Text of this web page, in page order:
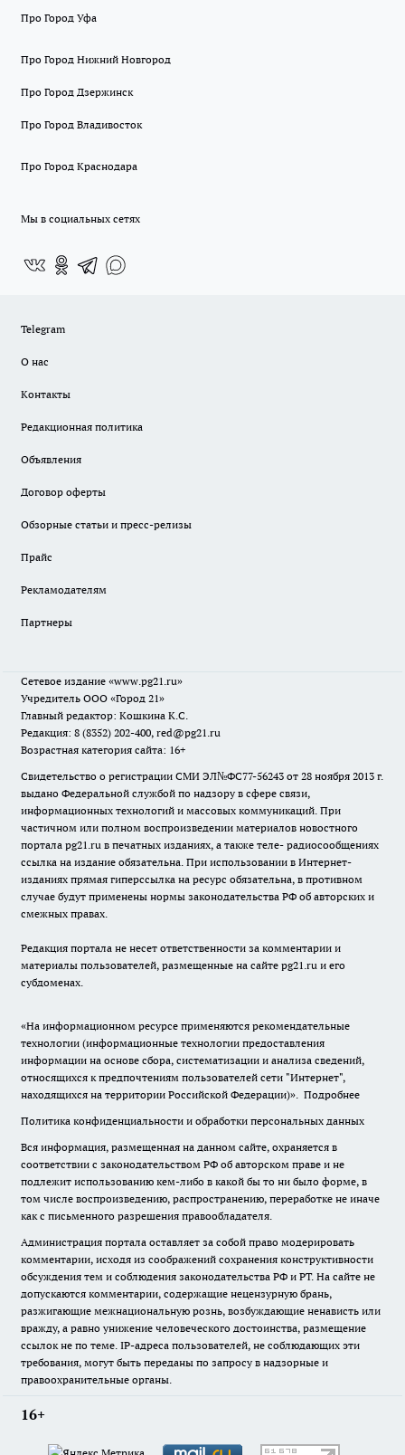
Про Город Уфа
Про Город Нижний Новгород
Про Город Дзержинск
Про Город Владивосток
Про Город Краснодара
Мы в социальных сетях
Telegram
О нас
Контакты
Редакционная политика
Объявления
Договор оферты
Обзорные статьи и пресс-релизы
Прайс
Рекламодателям
Партнеры
Сетевое издание «www.pg21.ru»
Учредитель ООО «Город 21»
Главный редактор: Кошкина К.С.
Редакция: 8 (8352) 202-400, red@pg21.ru
Возрастная категория сайта: 16+
Свидетельство о регистрации СМИ ЭЛ№ФС77-56243 от 28 ноября 2013 г.
выдано Федеральной службой по надзору в сфере связи,
информационных технологий и массовых коммуникаций. При
частичном или полном воспроизведении материалов новостного
портала pg21.ru в печатных изданиях, а также теле- радиосообщениях
ссылка на издание обязательна. При использовании в Интернет-
изданиях прямая гиперссылка на ресурс обязательна, в противном
случае будут применены нормы законодательства РФ об авторских и
смежных правах.
Редакция портала не несет ответственности за комментарии и
материалы пользователей, размещенные на сайте pg21.ru и его
субдоменах.
«На информационном ресурсе применяются рекомендательные
технологии (информационные технологии предоставления
информации на основе сбора, систематизации и анализа сведений,
относящихся к предпочтениям пользователей сети "Интернет",
находящихся на территории Российской Федерации)». Подробнее
Политика конфиденциальности и обработки персональных данных
Вся информация, размещенная на данном сайте, охраняется в
соответствии с законодательством РФ об авторском праве и не
подлежит использованию кем-либо в какой бы то ни было форме, в
том числе воспроизведению, распространению, переработке не иначе
как с письменного разрешения правообладателя.
Администрация портала оставляет за собой право модерировать
комментарии, исходя из соображений сохранения конструктивности
обсуждения тем и соблюдения законодательства РФ и РТ. На сайте не
допускаются комментарии, содержащие нецензурную брань,
разжигающие межнациональную рознь, возбуждающие ненависть или
вражду, а равно унижение человеческого достоинства, размещение
ссылок не по теме. IP-адреса пользователей, не соблюдающих эти
требования, могут быть переданы по запросу в надзорные и
правоохранительные органы.
16+